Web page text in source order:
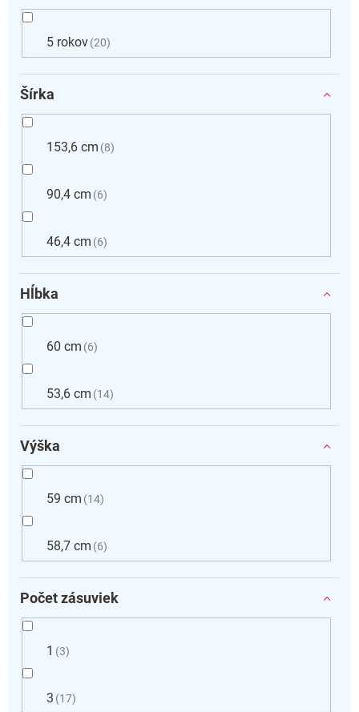
5 rokov 20
Šírka
153,6 cm 8
90,4 cm 6
46,4 cm 6
Hĺbka
60 cm 6
53,6 cm 14
Výška
59 cm 14
58,7 cm 6
Počet zásuviek
1 3
3 17